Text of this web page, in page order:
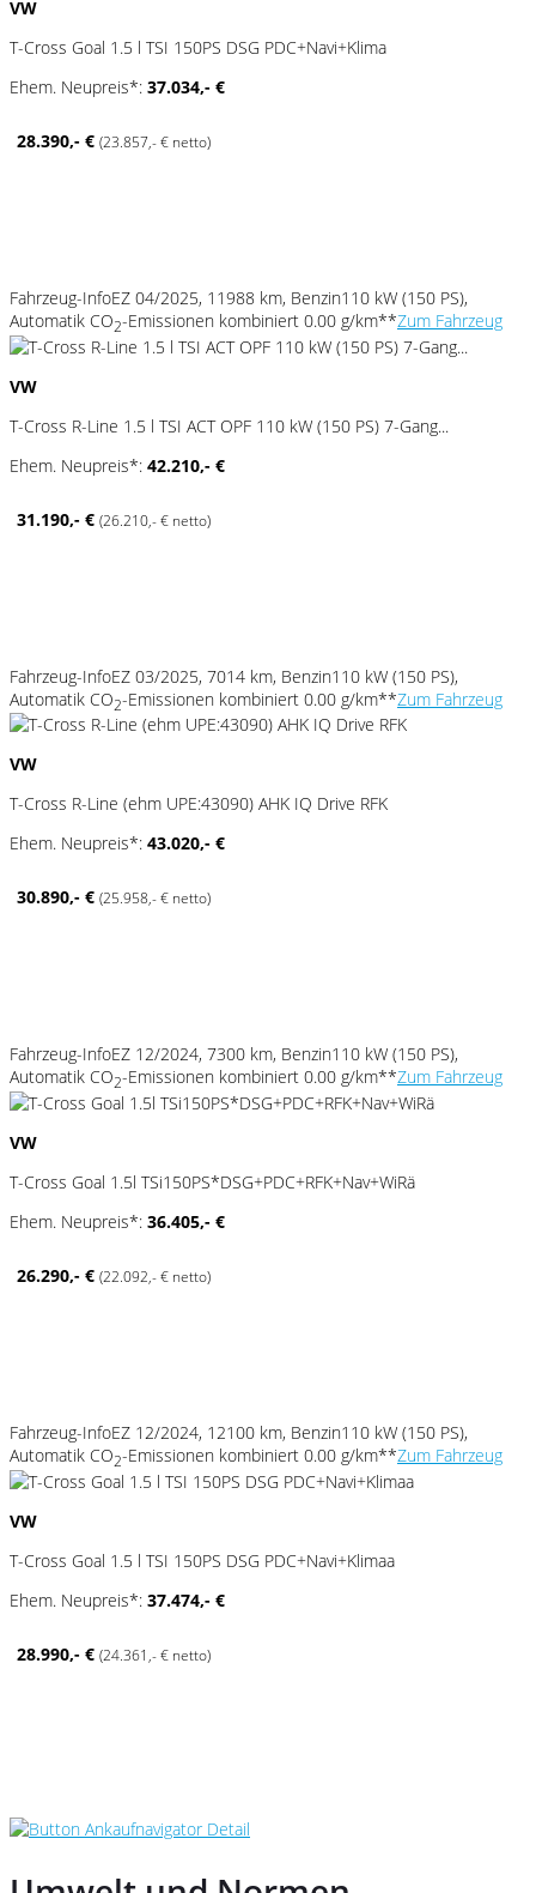
VW
T-Cross Goal 1.5 l TSI 150PS DSG PDC+Navi+Klima
Ehem. Neupreis*: 37.034,- €
28.390,- € (23.857,- € netto)
Fahrzeug-InfoEZ 04/2025, 11988 km, Benzin110 kW (150 PS),
Automatik CO2-Emissionen kombiniert 0.00 g/km**Zum Fahrzeug
VW
T-Cross R-Line 1.5 l TSI ACT OPF 110 kW (150 PS) 7-Gang...
Ehem. Neupreis*: 42.210,- €
31.190,- € (26.210,- € netto)
Fahrzeug-InfoEZ 03/2025, 7014 km, Benzin110 kW (150 PS),
Automatik CO2-Emissionen kombiniert 0.00 g/km**Zum Fahrzeug
VW
T-Cross R-Line (ehm UPE:43090) AHK IQ Drive RFK
Ehem. Neupreis*: 43.020,- €
30.890,- € (25.958,- € netto)
Fahrzeug-InfoEZ 12/2024, 7300 km, Benzin110 kW (150 PS),
Automatik CO2-Emissionen kombiniert 0.00 g/km**Zum Fahrzeug
VW
T-Cross Goal 1.5l TSi150PS*DSG+PDC+RFK+Nav+WiRä
Ehem. Neupreis*: 36.405,- €
26.290,- € (22.092,- € netto)
Fahrzeug-InfoEZ 12/2024, 12100 km, Benzin110 kW (150 PS),
Automatik CO2-Emissionen kombiniert 0.00 g/km**Zum Fahrzeug
VW
T-Cross Goal 1.5 l TSI 150PS DSG PDC+Navi+Klimaa
Ehem. Neupreis*: 37.474,- €
28.990,- € (24.361,- € netto)